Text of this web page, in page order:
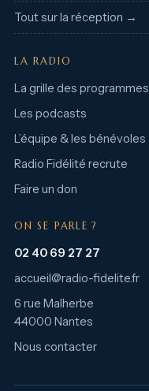
Tout sur la réception →
LA RADIO
La grille des programmes
Les podcasts
L’équipe & les bénévoles
Radio Fidélité recrute
Faire un don
ON SE PARLE ?
02 40 69 27 27
accueil@radio-fidelite.fr
6 rue Malherbe
44000 Nantes
Nous contacter